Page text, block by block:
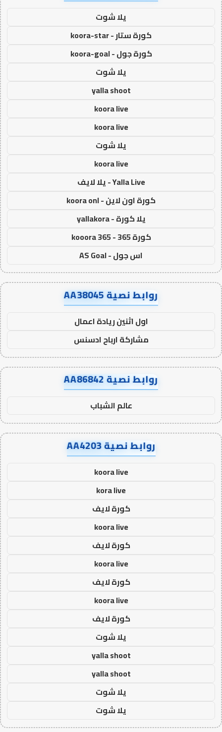
يلا شوت
كورة ستار - koora-star
كورة جول - koora-goal
يلا شوت
yalla shoot
koora live
koora live
يلا شوت
koora live
Yalla Live - يلا لايف
كورة اون لاين - koora onl
يلا كورة - yallakora
كورة 365 - kooora 365
اس جول - AS Goal
روابط نصية AA38045
اول اثنين ريادة اعمال
مشاركة ارباح ادسنس
روابط نصية AA86842
عالم الشباب
روابط نصية AA4203
koora live
kora live
كورة لايف
koora live
كورة لايف
koora live
كورة لايف
koora live
كورة لايف
يلا شوت
yalla shoot
yalla shoot
يلا شوت
يلا شوت